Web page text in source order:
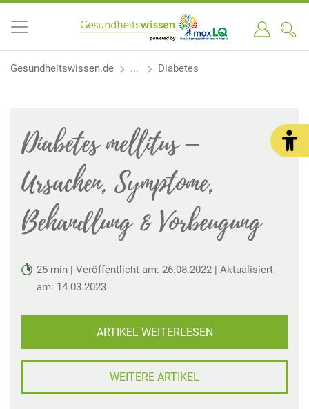
Gesundheitswissen.de Diabetes
Diabetes mellitus –
Ursachen, Symptome,
Behandlung & Vorbeugung
25 min | Veröffentlicht am: 26.08.2022 | Aktualisiert
am: 14.03.2023
ARTIKEL WEITERLESEN
WEITERE ARTIKEL